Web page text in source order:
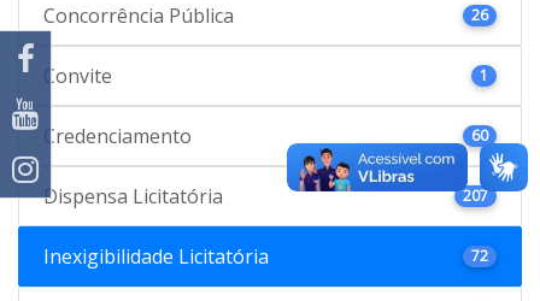
Concorrência Pública 26
Convite 1
Credenciamento 60
Dispensa Licitatória 207
Inexigibilidade Licitatória 72